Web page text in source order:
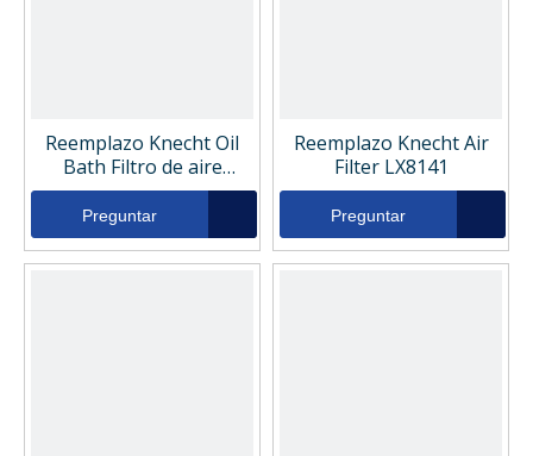
Reemplazo Knecht Oil
Bath Filtro de aire
KC296D
Preguntar
Reemplazo Knecht Air
Filter LX8141
Preguntar